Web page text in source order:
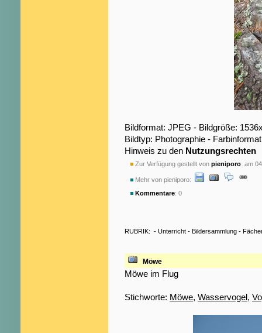
Bildformat: JPEG - Bildgröße:
Bildtyp: Photographie -
Hinweis zu den Nutzungsrechten
Zur Verfügung gestellt von pieniporo am
Mehr von pieniporo:
Kommentare: 0
RUBRIK: - Unterricht - Bildersammlung -
Möwe
Möwe im Flug
Stichworte: Möwe, Wasservogel,